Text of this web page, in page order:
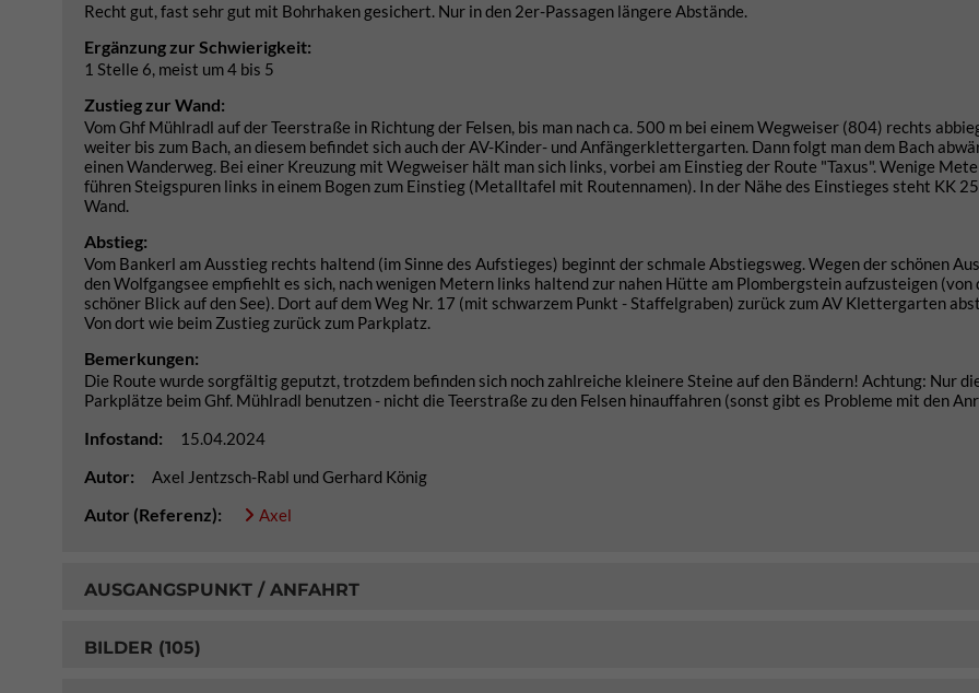
Recht gut, fast sehr gut mit Bohrhaken gesichert. Nur in den 2er-Passagen längere Abstände.
Ergänzung zur Schwierigkeit:
1 Stelle 6, meist um 4 bis 5
Zustieg zur Wand:
Vom Ghf Mühlradl auf der Teerstraße in Richtung der Felsen, bis man nach ca. 500 m bei einem Wegweiser (804) rechts
weiter bis zum Bach, an diesem befindet sich auch der AV-Kinder- und Anfängerklettergarten. Dann folgt man dem Bach
einen Wanderweg. Bei einer Kreuzung mit Wegweiser hält man sich links, vorbei am Einstieg der Route "Taxus". Wenige
führen Steigspuren links in einem Bogen zum Einstieg (Metalltafel mit Routennamen). In der Nähe des Einstieges steht KK
Wand.
Abstieg:
Vom Bankerl am Ausstieg rechts haltend (im Sinne des Aufstieges) beginnt der schmale Abstiegsweg. Wegen der schönen
den Wolfgangsee empfiehlt es sich, nach wenigen Metern links haltend zur nahen Hütte am Plombergstein aufzusteigen (von
schöner Blick auf den See). Dort auf dem Weg Nr. 17 (mit schwarzem Punkt - Staffelgraben) zurück zum AV Klettergarten
Von dort wie beim Zustieg zurück zum Parkplatz.
Bemerkungen:
Die Route wurde sorgfältig geputzt, trotzdem befinden sich noch zahlreiche kleinere Steine auf den Bändern! Achtung: Nur
Parkplätze beim Ghf. Mühlradl benutzen - nicht die Teerstraße zu den Felsen hinauffahren (sonst gibt es Probleme mit den
Infostand: 15.04.2024
Autor: Axel Jentzsch-Rabl und Gerhard König
Autor (Referenz): Axel
AUSGANGSPUNKT / ANFAHRT
BILDER (105)